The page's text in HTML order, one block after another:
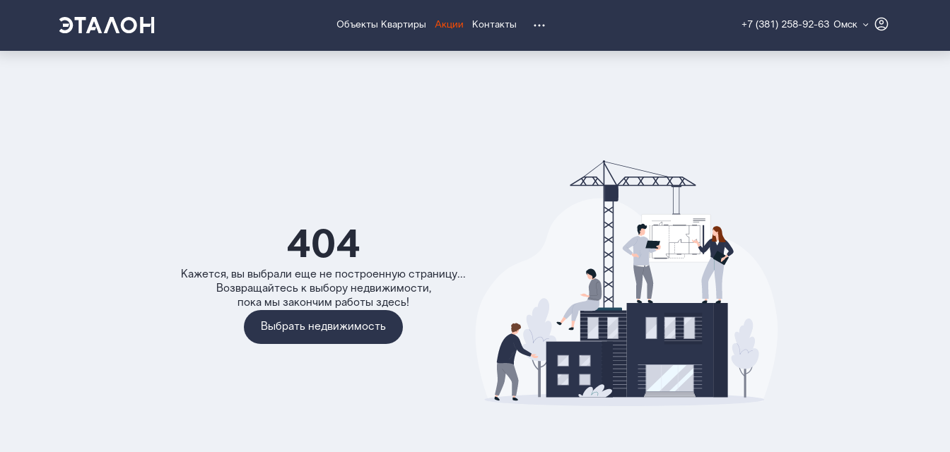
Объекты Квартиры Акции Контакты +7 (381) 258-92-63 Омск
404
Кажется, вы выбрали еще не построенную страницу...
Возвращайтесь к выбору недвижимости,
пока мы закончим работы здесь!
Выбрать недвижимость